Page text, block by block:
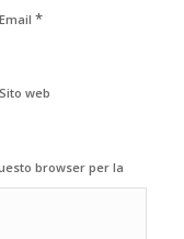
Email *
Sito web
browser per la